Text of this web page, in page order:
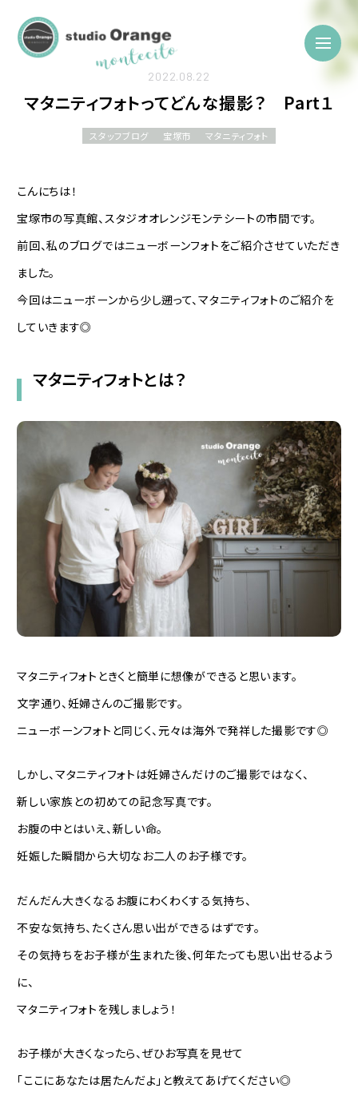
2022.08.22
マタニティフォトってどんな撮影？ Part１
スタッフブログ 宝塚市 マタニティフォト
こんにちは！
宝塚市の写真館、スタジオオレンジモンテシートの市間です。
前回、私のブログではニューボーンフォトをご紹介させていただき
ました。
今回はニューボーンから少し遡って、マタニティフォトのご紹介を
していきます◎
マタニティフォトとは？
マタニティフォトときくと簡単に想像ができると思います。
文字通り、妊婦さんのご撮影です。
ニューボーンフォトと同じく、元々は海外で発祥した撮影です◎
しかし、マタニティフォトは妊婦さんだけのご撮影ではなく、
新しい家族との初めての記念写真です。
お腹の中とはいえ、新しい命。
妊娠した瞬間から大切なお二人のお子様です。
だんだん大きくなるお腹にわくわくする気持ち、
不安な気持ち、たくさん思い出ができるはずです。
その気持ちをお子様が生まれた後、何年たっても思い出せるよう
に、
マタニティフォトを残しましょう！
お子様が大きくなったら、ぜひお写真を見せて
「ここにあなたは居たんだよ」と教えてあげてください◎